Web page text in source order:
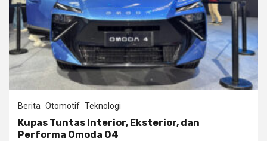
Berita Otomotif Teknologi
Kupas Tuntas Interior, Eksterior, dan
Performa Omoda O4